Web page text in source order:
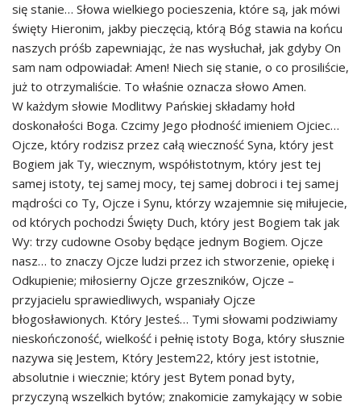
się stanie… Słowa wielkiego pocieszenia, które są, jak mówi
święty Hieronim, jakby pieczęcią, którą Bóg stawia na końcu
naszych próśb zapewniając, że nas wysłuchał, jak gdyby On
sam nam odpowiadał: Amen! Niech się stanie, o co prosiliście,
już to otrzymaliście. To właśnie oznacza słowo Amen.
W każdym słowie Modlitwy Pańskiej składamy hołd
doskonałości Boga. Czcimy Jego płodność imieniem Ojciec…
Ojcze, który rodzisz przez całą wieczność Syna, który jest
Bogiem jak Ty, wiecznym, współistotnym, który jest tej
samej istoty, tej samej mocy, tej samej dobroci i tej samej
mądrości co Ty, Ojcze i Synu, którzy wzajemnie się miłujecie,
od których pochodzi Święty Duch, który jest Bogiem tak jak
Wy: trzy cudowne Osoby będące jednym Bogiem. Ojcze
nasz… to znaczy Ojcze ludzi przez ich stworzenie, opiekę i
Odkupienie; miłosierny Ojcze grzeszników, Ojcze –
przyjacielu sprawiedliwych, wspaniały Ojcze
błogosławionych. Który Jesteś… Tymi słowami podziwiamy
nieskończoność, wielkość i pełnię istoty Boga, który słusznie
nazywa się Jestem, Który Jestem22, który jest istotnie,
absolutnie i wiecznie; który jest Bytem ponad byty,
przyczyną wszelkich bytów; znakomicie zamykający w sobie